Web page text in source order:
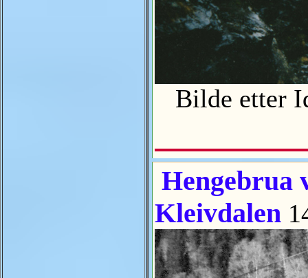
Bilde etter
Hengebrua
Kleivdalen